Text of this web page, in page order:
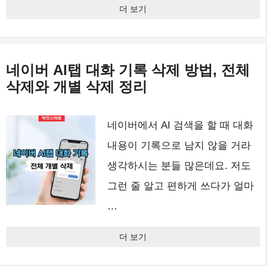
더 보기
네이버 AI탭 대화 기록 삭제 방법, 전체
삭제와 개별 삭제 정리
네이버에서 AI 검색을 할 때 대화
내용이 기록으로 남지 않을 거라
생각하시는 분들 많은데요. 저도
그런 줄 알고 편하게 쓰다가 얼마
…
더 보기